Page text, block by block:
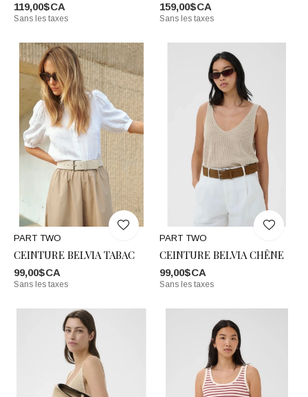
119,00$CA
Sans les taxes
159,00$CA
Sans les taxes
PART TWO
CEINTURE BELVIA TABAC
99,00$CA
Sans les taxes
PART TWO
CEINTURE BELVIA CHÊNE
99,00$CA
Sans les taxes